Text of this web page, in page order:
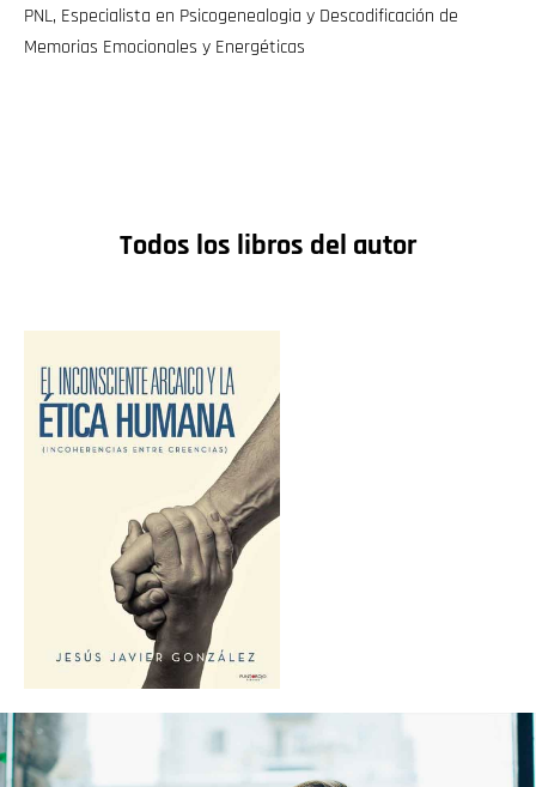
PNL, Especialista en Psicogenealogia y Descodificación de
Memorias Emocionales y Energéticas
Todos los libros del autor